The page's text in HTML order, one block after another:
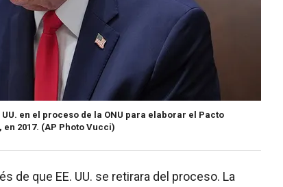
en el proceso de la ONU para elaborar el Pacto
2017. (AP Photo Vucci)
de que EE. UU. se retirara del proceso. La